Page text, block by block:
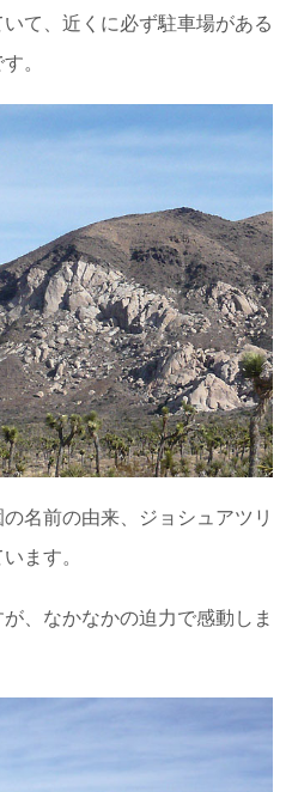
て、近くに必ず駐車場がある
。
名前の由来、ジョシュアツリ
ます。
、なかなかの迫力で感動しま